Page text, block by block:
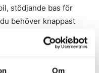
Om
stödjande bas för
behöver knappast
på vägen till och från